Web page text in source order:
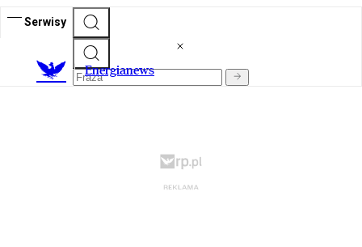
Serwisy
Energianews